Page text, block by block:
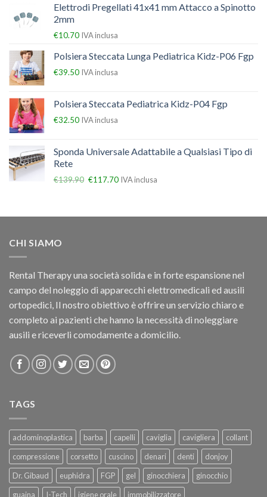
Elettrodi Pregellati 41x41 mm Attacco a Spinotto
2mm
€10.70 IVA inclusa
Polsiera Steccata Lunga Pediatrica Kidz-P06 Fgp
€39.50 IVA inclusa
Polsiera Steccata Pediatrica Kidz-P04 Fgp
€32.50 IVA inclusa
Sponda Universale Adattabile a Qualsiasi Tipo di
Rete
€139.90 €117.70 IVA inclusa
CHI SIAMO
Rental Therapy una società solida e in forte espansione nel
campo del noleggio di apparecchi elettromedicali ed ausili
ortopedici, Il nostro obiettivo è offrire un servizio chiaro e
completo ai pazienti che hanno la necessità di noleggiare
ausili e riceverli comodamente a domicilio.
TAGS
addominoplastica barba capelli caviglia cavigliera
collant
compressione
corsetto cuscino denari denti
donjoy
Dr. Gibaud
euphidra FGP gel ginocchiera
ginocchio
guaina
I-Tech igiene orale
immobilizzatore